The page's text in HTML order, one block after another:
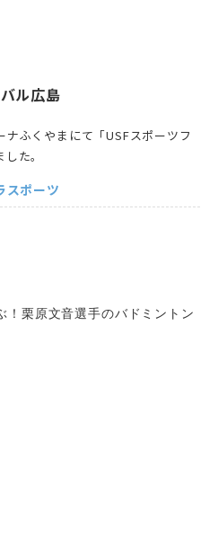
ル広島
ふくやまにて「USFスポーツフ
た。
スポーツ